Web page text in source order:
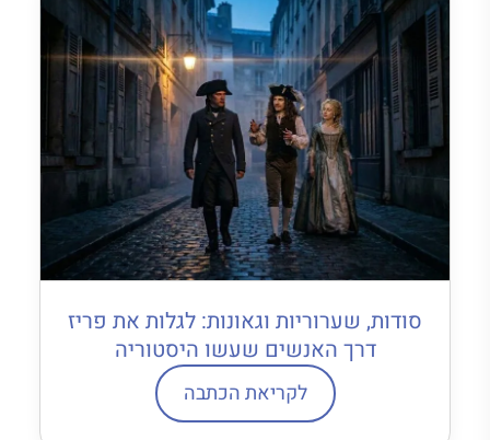
סודות, שערוריות וגאונות: לגלות את פריז
דרך האנשים שעשו היסטוריה
לקריאת הכתבה